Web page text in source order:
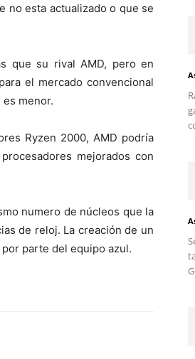
no esta actualizado o que se
que su rival AMD, pero en
el mercado convencional
menor.
Ryzen 2000, AMD podría
mejorados con
numero de núcleos que la
de reloj. La creación de un
parte del equipo azul.